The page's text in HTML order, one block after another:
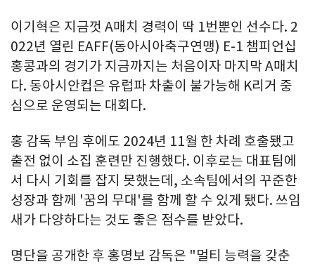
이기혁은 지금껏 A매치 경력이 딱 1번뿐인 선수다. 2
022년 열린 EAFF(동아시아축구연맹) E-1 챔피언십
홍콩과의 경기가 지금까지는 처음이자 마지막 A매치
다. 동아시안컵은 유럽파 차출이 불가능해 K리거 중
심으로 운영되는 대회다.
홍 감독 부임 후에도 2024년 11월 한 차례 호출됐고
출전 없이 소집 훈련만 진행했다. 이후로는 대표팀에
서 다시 기회를 잡지 못했는데, 소속팀에서의 꾸준한
성장과 함께 '꿈의 무대'를 함께 할 수 있게 됐다. 쓰임
새가 다양하다는 것도 좋은 점수를 받았다.
명단을 공개한 후 홍명보 감독은 "멀티 능력을 갖춘